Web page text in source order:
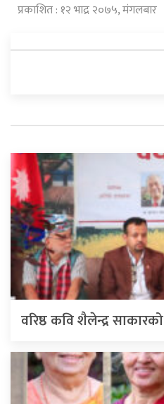
प्रकाशित : १२ भाद्र २०७५, मंगलबार
वरिष्ठ कवि शैलेन्द्र